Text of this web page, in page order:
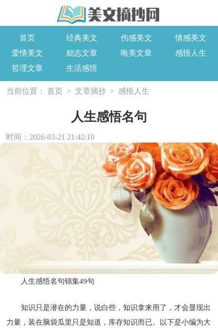
首页 经典美文 伤感美文
情感美文
爱情美文
励志文章 唯美文章
感悟人生
哲理文章
生活感悟
当前位置： 首页 > 文章摘抄 > 感悟人生
人生感悟名句
时间：2026-03-21 21:42:10
人生感悟名句锦集49句
知识只是潜在的力量，说白些，知识拿来用了，才会显现出
力量，装在脑袋瓜里只是知道，库存知识而已。以下是小编为大